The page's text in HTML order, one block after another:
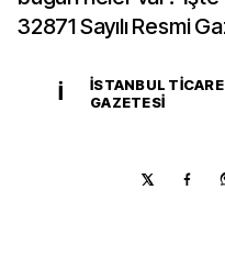
32871 Sayılı Resmi
İ
İSTANBUL
GAZETESI